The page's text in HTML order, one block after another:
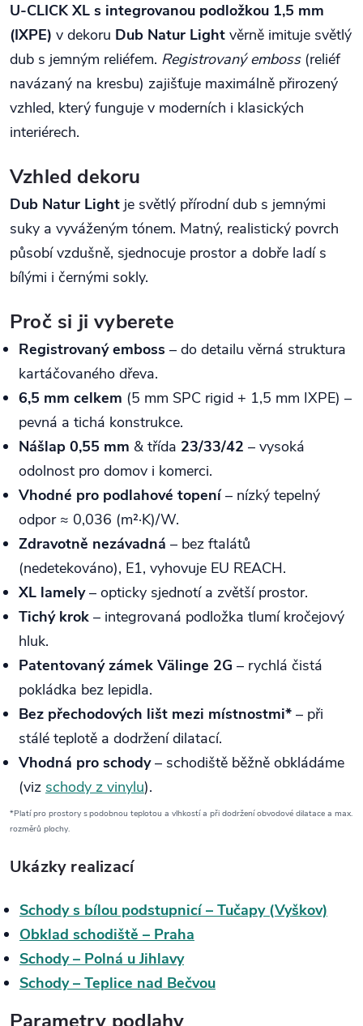
U‑CLICK XL s integrovanou podložkou 1,5 mm
(IXPE) v dekoru Dub Natur Light věrně imituje světlý
dub s jemným reliéfem. Registrovaný emboss(reliéf
navázaný na kresbu) zajišťuje maximálně přirozený
vzhled, který funguje v moderních i klasických
interiérech.
Vzhled dekoru
Dub Natur Light je světlý přírodní dub s jemnými
suky a vyváženým tónem. Matný, realistický povrch
působí vzdušně, sjednocuje prostor a dobře ladí s
bílými i černými sokly.
Proč si ji vyberete
Registrovaný emboss – do detailu věrná struktura
kartáčovaného dřeva.
6,5 mm celkem (5 mm SPC rigid + 1,5 mm IXPE) –
pevná a tichá konstrukce.
Nášlap 0,55 mm & třída 23/33/42 – vysoká
odolnost pro domov i komerci.
Vhodné pro podlahové topení– nízký tepelný
odpor ≈ 0,036 (m²·K)/W.
Zdravotně nezávadná – bez ftalátů
(nedetekováno), E1, vyhovuje EU REACH.
XL lamely– opticky sjednotí a zvětší prostor.
Tichý krok – integrovaná podložka tlumí kročejový
hluk.
Patentovaný zámek Välinge 2G – rychlá čistá
pokládka bez lepidla.
Bez přechodových lišt mezi místnostmi* – při
stálé teplotě a dodržení dilatací.
Vhodná pro schody– schodiště běžně obkládáme
(viz schody z vinylu).
*Platí pro prostory s podobnou teplotou a vlhkostí a při dodržení obvodové dilatace a max.
rozměrů plochy.
Ukázky realizací
Schody s bílou podstupnicí – Tučapy (Vyškov)
Obklad schodiště – Praha
Schody – Polná u Jihlavy
Schody – Teplice nad Bečvou
Parametry podlahy